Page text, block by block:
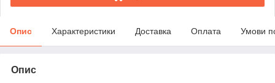
Опис Характеристики Доставка Оплата Умови
Опис